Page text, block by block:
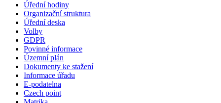
Úřední hodiny
Organizační struktura
Úřední deska
Volby
GDPR
Povinné informace
Územní plán
Dokumenty ke stažení
Informace úřadu
E-podatelna
Czech point